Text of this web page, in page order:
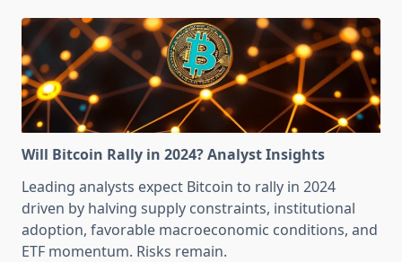
Will Bitcoin Rally in 2024? Analyst Insights
Leading analysts expect Bitcoin to rally in 2024
driven by halving supply constraints, institutional
adoption, favorable macroeconomic conditions, and
ETF momentum. Risks remain.